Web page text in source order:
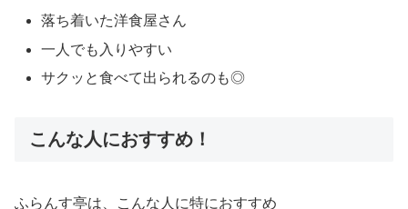
落ち着いた洋食屋さん
一人でも入りやすい
サクッと食べて出られるのも◎
こんな人におすすめ！
ふらんす亭は、こんな人に特におすすめ